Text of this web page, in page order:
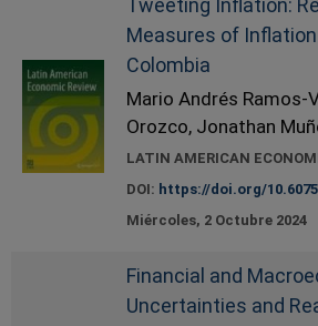
Tweeting Inflation:
Measures of
Colombia
Mario Andrés Ramos-
Orozco, Jonathan
LATIN AMERICAN
DOI: https://doi.org/
Miércoles, 2 Octubre 2024
Financial and
Uncertainties and